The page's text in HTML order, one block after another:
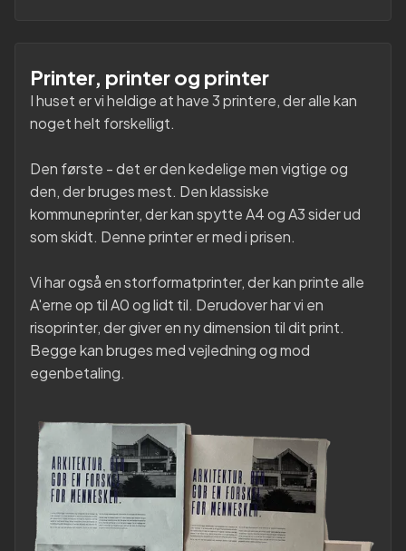
Printer, printer og printer
I huset er vi heldige at have 3 printere, der alle kan
noget helt forskelligt.
Den første - det er den kedelige men vigtige og
den, der bruges mest. Den klassiske
kommuneprinter, der kan spytte A4 og A3 sider ud
som skidt. Denne printer er med i prisen.
Vi har også en storformatprinter, der kan printe alle
A'erne op til A0 og lidt til. Derudover har vi en
risoprinter, der giver en ny dimension til dit print.
Begge kan bruges med vejledning og mod
egenbetaling.